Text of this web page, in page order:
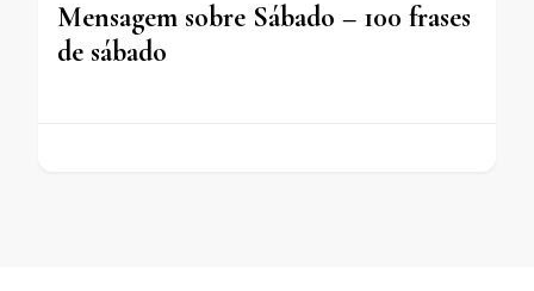
Mensagem sobre Sábado – 100 frases
de sábado